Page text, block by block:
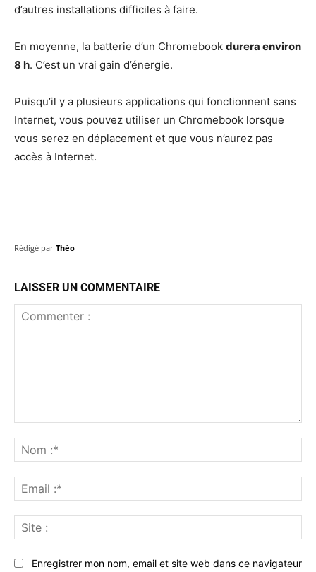
d’autres installations difficiles à faire.
En moyenne, la batterie d’un Chromebook durera environ
8 h. C’est un vrai gain d’énergie.
Puisqu’il y a plusieurs applications qui fonctionnent sans
Internet, vous pouvez utiliser un Chromebook lorsque
vous serez en déplacement et que vous n’aurez pas
accès à Internet.
Rédigé par Théo
LAISSER UN COMMENTAIRE
:*
:*
:
Enregistrer mon nom, email et site web dans ce navigateur